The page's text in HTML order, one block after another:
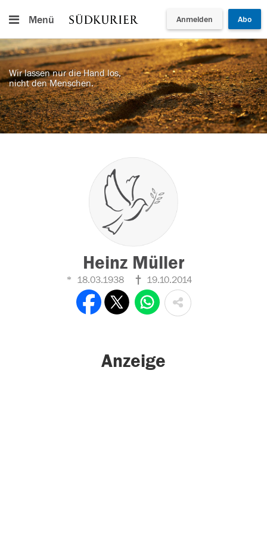
Menü Anmelden Abo
Wir lassen nur die Hand los,
nicht den Menschen.
Heinz Müller
18.03.1938 19.10.2014
Anzeige